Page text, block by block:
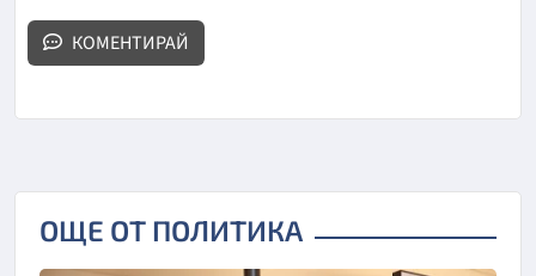
КОМЕНТИРАЙ
ОЩЕ ОТ ПОЛИТИКА